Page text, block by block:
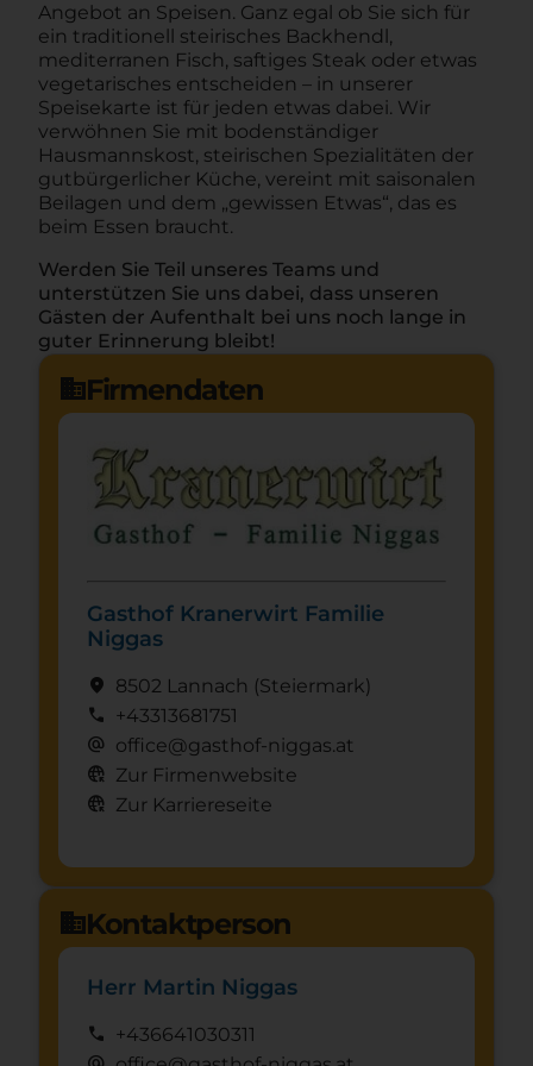
Angebot an Speisen. Ganz egal ob Sie sich für
ein traditionell steirisches Backhendl,
mediterranen Fisch, saftiges Steak oder etwas
vegetarisches entscheiden – in unserer
Speisekarte ist für jeden etwas dabei. Wir
verwöhnen Sie mit bodenständiger
Hausmannskost, steirischen Spezialitäten der
gutbürgerlicher Küche, vereint mit saisonalen
Beilagen und dem „gewissen Etwas“, das es
beim Essen braucht.
Werden Sie Teil unseres Teams und
unterstützen Sie uns dabei, dass unseren
Gästen der Aufenthalt bei uns noch lange in
guter Erinnerung bleibt!
domainFirmendaten
Gasthof Kranerwirt Familie
Niggas
location_on 8502 Lannach (Steier­mark)
call +43313681751
alternate_email office@gasthof-niggas.at
captive_portal Zur Firmenwebsite
captive_portal Zur Karriereseite
domainKontaktperson
Herr Martin Niggas
call +436641030311